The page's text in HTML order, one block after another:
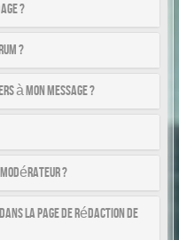
?
?
à mon message ?
modérateur ?
la page de rédaction de